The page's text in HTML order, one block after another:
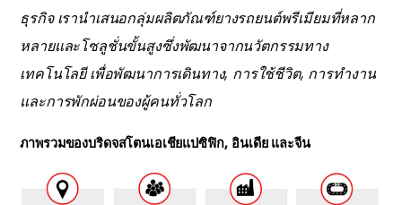
ธุรกิจ เรานำเสนอกลุ่มผลิตภัณฑ์ยางรถยนต์พรีเมียมที่หลาก
หลายและโซลูชั่นขั้นสูงซึ่งพัฒนาจากนวัตกรรมทาง
เทคโนโลยี เพื่อพัฒนาการเดินทาง, การใช้ชีวิต, การทำงาน
และการพักผ่อนของผู้คนทั่วโลก
ภาพรวมของบริดจสโตนเอเชียแปซิฟิก, อินเดีย และจีน